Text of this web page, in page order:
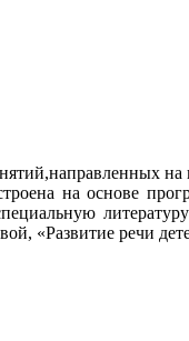
на
на основе
«Развитие речи